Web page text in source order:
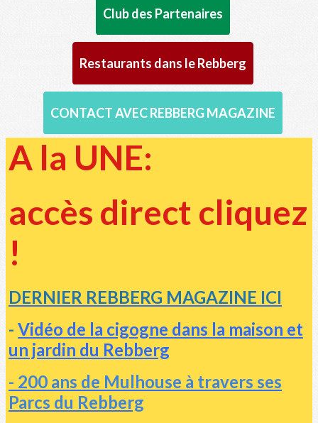
Club des Partenaires
Restaurants dans le Rebberg
CONTACT AVEC REBBERG MAGAZINE
A la UNE:
accès direct cliquez
!
DERNIER REBBERG MAGAZINE ICI
- Vidéo de la cigogne dans la maison et
un jardin du Rebberg
- 200 ans de Mulhouse à travers ses
Parcs du Rebberg